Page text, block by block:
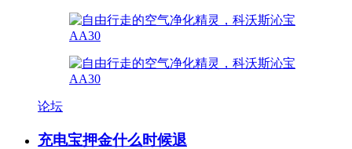
论坛
充电宝押金什么时候退